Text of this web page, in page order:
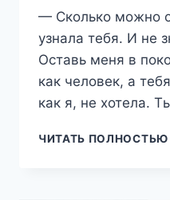
— Сколько можно
узнала тебя. И не
Оставь меня в
как человек, а
как я, не хотела.
ЧИТАТЬ ПОЛНОСТЬЮ